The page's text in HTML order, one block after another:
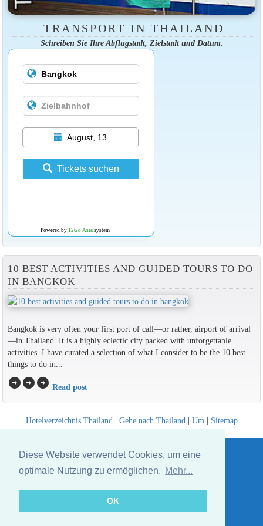
Diese Website verwendet Cookies, um eine
optimale Nutzung zu ermöglichen. Mehr...
OK
TRANSPORT IN THAILAND
Schreiben Sie Ihre Abflugstadt, Zielstadt und Datum.
August, 13
Tickets suchen
Powered by 12Go Asiasystem
10 BEST ACTIVITIES AND GUIDED TOURS TO DO
IN BANGKOK
Bangkok is very often your first port of call—or rather, airport of arrival
—in Thailand. It is a highly eclectic city packed with unforgettable
activities. I have curated a selection of what I consider to be the 10 best
things to do in...
arrow_circle_rightarrow_circle_rightarrow_circle_right Read post
Hotelverzeichnis Thailand | Gehe nach Thailand | Um | Sitemap